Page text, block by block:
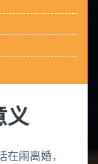
义
闹离婚，